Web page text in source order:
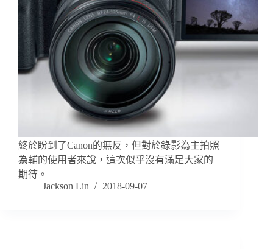
終於盼到了Canon的無反，但對於錄影為主拍照
為輔的使用者來說，這次似乎沒有滿足大家的
期待。
Jackson Lin
2018-09-07